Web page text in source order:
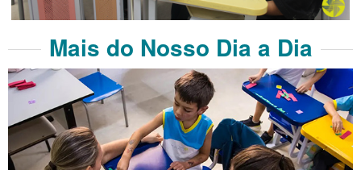
Mais do Nosso Dia a Dia